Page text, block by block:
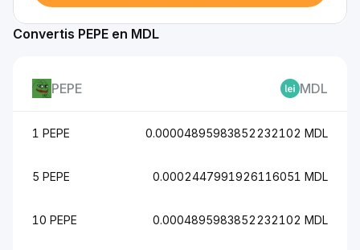
Convertis PEPE en MDL
PEPE MDL
1 PEPE 0.00004895983852232102 MDL
5 PEPE 0.0002447991926116051 MDL
10 PEPE 0.0004895983852232102 MDL